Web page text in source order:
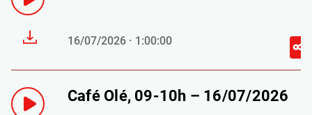
16/07/2026 · 1:00:00
Café Olé, 09-10h – 16/07/2026